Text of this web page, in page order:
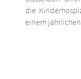
die
einem